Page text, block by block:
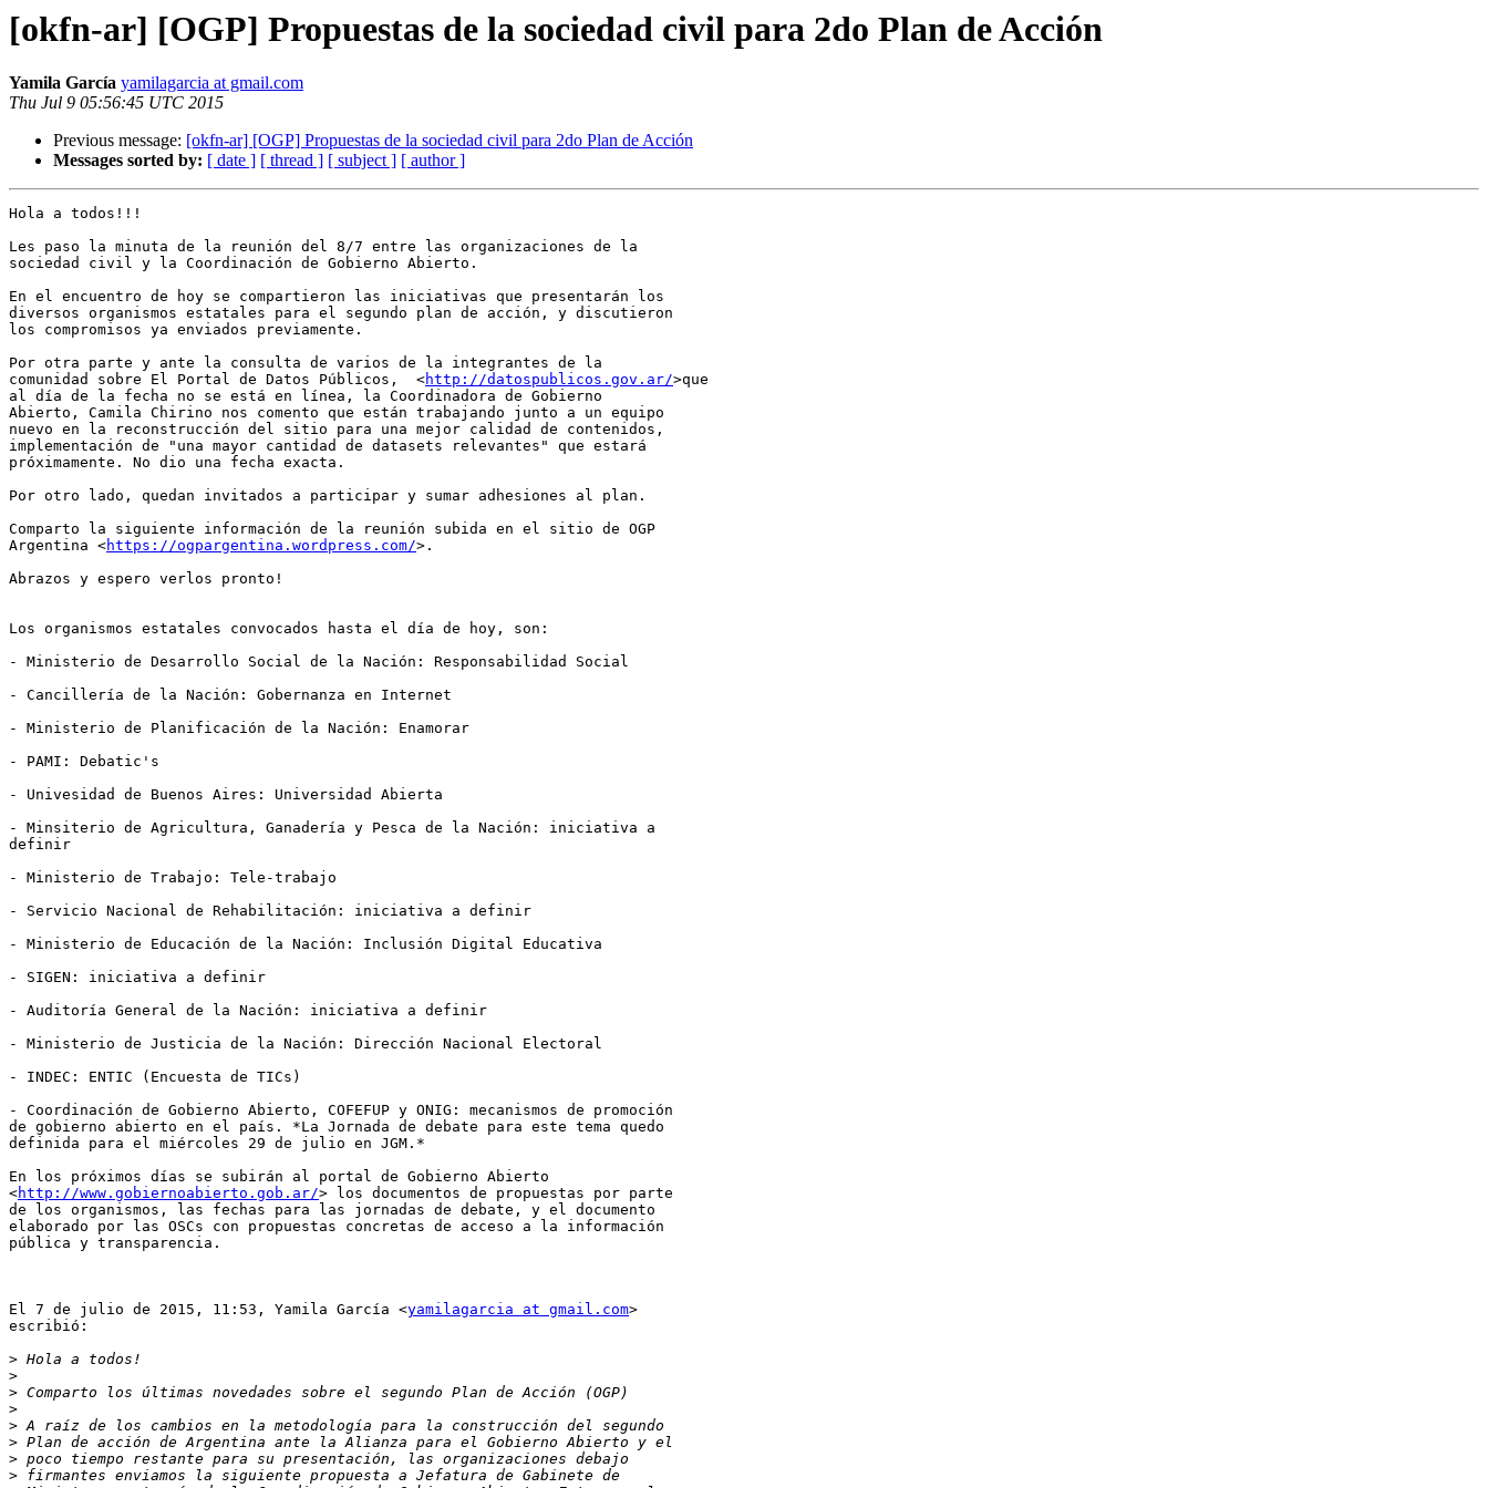
[okfn-ar] [OGP] Propuestas de la sociedad civil para 2do Plan de Acción
Yamila García yamilagarcia at gmail.com
Thu Jul 9 05:56:45 UTC 2015
Previous message: [okfn-ar] [OGP] Propuestas de la sociedad civil para 2do Plan de Acción
Messages sorted by: [ date ] [ thread ] [ subject ] [ author ]
Hola a todos!!!
Les paso la minuta de la reunión del 8/7 entre las organizaciones de la
sociedad civil y la Coordinación de Gobierno Abierto.
En el encuentro de hoy se compartieron las iniciativas que presentarán los
diversos organismos estatales para el segundo plan de acción, y discutieron
los compromisos ya enviados previamente.
Por otra parte y ante la consulta de varios de la integrantes de la
comunidad sobre El Portal de Datos Públicos,  <http://datospublicos.gov.ar/>que
al día de la fecha no se está en línea, la Coordinadora de Gobierno
Abierto, Camila Chirino nos comento que están trabajando junto a un equipo
nuevo en la reconstrucción del sitio para una mejor calidad de contenidos,
implementación de "una mayor cantidad de datasets relevantes" que estará
próximamente. No dio una fecha exacta.
Por otro lado, quedan invitados a participar y sumar adhesiones al plan.
Comparto la siguiente información de la reunión subida en el sitio de OGP
Argentina <https://ogpargentina.wordpress.com/>.
Abrazos y espero verlos pronto!
Los organismos estatales convocados hasta el día de hoy, son:
- Ministerio de Desarrollo Social de la Nación: Responsabilidad Social
- Cancillería de la Nación: Gobernanza en Internet
- Ministerio de Planificación de la Nación: Enamorar
- PAMI: Debatic's
- Univesidad de Buenos Aires: Universidad Abierta
- Minsiterio de Agricultura, Ganadería y Pesca de la Nación: iniciativa a
definir
- Ministerio de Trabajo: Tele-trabajo
- Servicio Nacional de Rehabilitación: iniciativa a definir
- Ministerio de Educación de la Nación: Inclusión Digital Educativa
- SIGEN: iniciativa a definir
- Auditoría General de la Nación: iniciativa a definir
- Ministerio de Justicia de la Nación: Dirección Nacional Electoral
- INDEC: ENTIC (Encuesta de TICs)
- Coordinación de Gobierno Abierto, COFEFUP y ONIG: mecanismos de promoción
de gobierno abierto en el país. *La Jornada de debate para este tema quedo
definida para el miércoles 29 de julio en JGM.*
En los próximos días se subirán al portal de Gobierno Abierto
<http://www.gobiernoabierto.gob.ar/> los documentos de propuestas por parte
de los organismos, las fechas para las jornadas de debate, y el documento
elaborado por las OSCs con propuestas concretas de acceso a la información
pública y transparencia.
El 7 de julio de 2015, 11:53, Yamila García <yamilagarcia at gmail.com>
escribió:
>
>
>
>
>
>
>
>